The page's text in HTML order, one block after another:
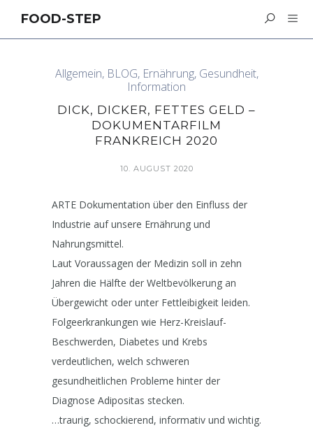
FOOD-STEP
Allgemein, BLOG, Ernährung, Gesundheit,
Information
DICK, DICKER, FETTES GELD –
DOKUMENTARFILM
FRANKREICH 2020
10. AUGUST 2020
ARTE Dokumentation über den Einfluss der
Industrie auf unsere Ernährung und
Nahrungsmittel.
Laut Voraussagen der Medizin soll in zehn
Jahren die Hälfte der Weltbevölkerung an
Übergewicht oder unter Fettleibigkeit leiden.
Folgeerkrankungen wie Herz-Kreislauf-
Beschwerden, Diabetes und Krebs
verdeutlichen, welch schweren
gesundheitlichen Probleme hinter der
Diagnose Adipositas stecken.
…traurig, schockierend, informativ und wichtig.